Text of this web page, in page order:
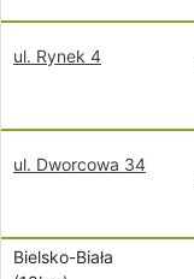
ul. Rynek 4
ul. Dworcowa 34
Bielsko-Biała